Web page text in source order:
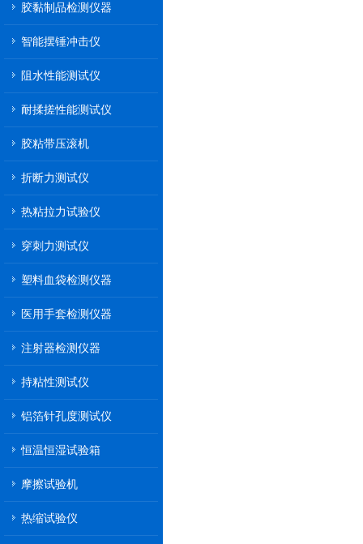
胶黏制品检测仪器
智能摆锤冲击仪
阻水性能测试仪
耐揉搓性能测试仪
胶粘带压滚机
折断力测试仪
热粘拉力试验仪
穿刺力测试仪
塑料血袋检测仪器
医用手套检测仪器
注射器检测仪器
持粘性测试仪
铝箔针孔度测试仪
恒温恒湿试验箱
摩擦试验机
热缩试验仪